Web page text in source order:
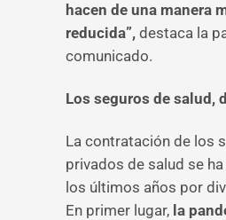
hacen de una manera
reducida”, destaca la
comunicado.
Los seguros de salud,
La contratación de los
privados de salud se
los últimos años por
En primer lugar, la